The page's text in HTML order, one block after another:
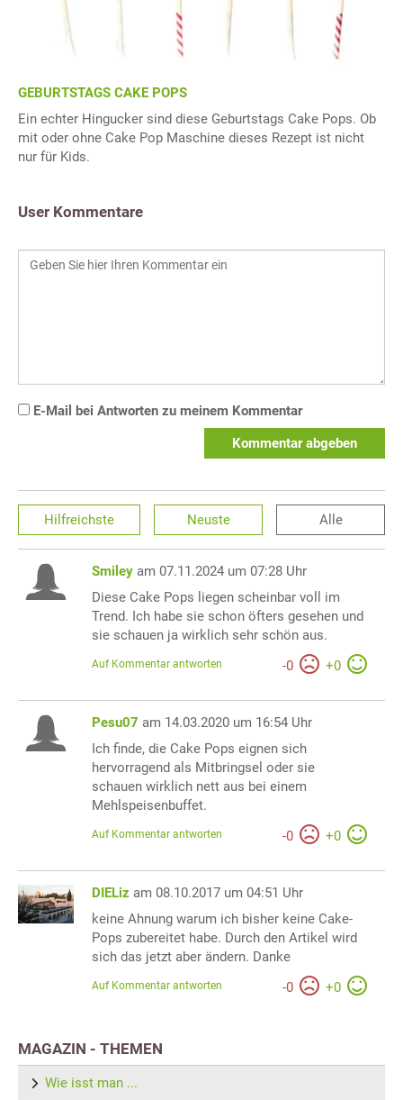
GEBURTSTAGS CAKE POPS
Ein echter Hingucker sind diese Geburtstags Cake Pops. Ob
mit oder ohne Cake Pop Maschine dieses Rezept ist nicht
nur für Kids.
User Kommentare
E-Mail bei Antworten zu meinem Kommentar
Kommentar abgeben
Hilfreichste Neuste Alle
Smiley am 07.11.2024 um 07:28 Uhr
Diese Cake Pops liegen scheinbar voll im
Trend. Ich habe sie schon öfters gesehen und
sie schauen ja wirklich sehr schön aus.
-0 +0
Auf Kommentar antworten
Pesu07 am 14.03.2020 um 16:54 Uhr
Ich finde, die Cake Pops eignen sich
hervorragend als Mitbringsel oder sie
schauen wirklich nett aus bei einem
Mehlspeisenbuffet.
-0 +0
Auf Kommentar antworten
DIELiz am 08.10.2017 um 04:51 Uhr
keine Ahnung warum ich bisher keine Cake-
Pops zubereitet habe. Durch den Artikel wird
sich das jetzt aber ändern. Danke
-0 +0
Auf Kommentar antworten
MAGAZIN - THEMEN
Wie isst man ...